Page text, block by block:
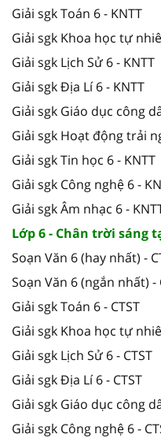
Giải sgk Toán 6 - KNTT
Giải sgk Khoa học tự
Giải sgk Lịch Sử 6 - KNTT
Giải sgk Địa Lí 6 - KNTT
Giải sgk Giáo dục công
Giải sgk Hoạt động trải
Giải sgk Tin học 6 - KNTT
Giải sgk Công nghệ 6 -
Giải sgk Âm nhạc 6 -
Lớp 6 - Chân trời sáng
Soạn Văn 6 (hay nhất) -
Soạn Văn 6 (ngắn nhất) -
Giải sgk Toán 6 - CTST
Giải sgk Khoa học tự
Giải sgk Lịch Sử 6 - CTST
Giải sgk Địa Lí 6 - CTST
Giải sgk Giáo dục công
Giải sgk Công nghệ 6 -